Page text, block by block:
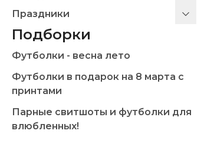
Праздники
Подборки
Футболки - весна лето
Футболки в подарок на 8 марта с
принтами
Парные свитшоты и футболки для
влюбленных!